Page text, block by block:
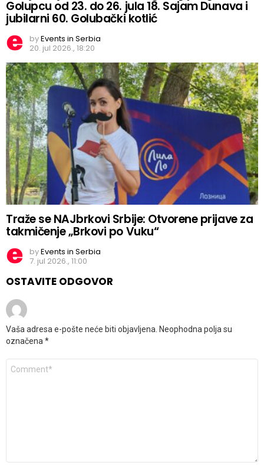
Golupcu od 23. do 26. jula 18. Sajam Dunava i
jubilarni 60. Golubački kotlić
byEvents in Serbia
20. jul 2026., 18:20
Traže se NAJbrkovi Srbije: Otvorene prijave za
takmičenje „Brkovi po Vuku“
byEvents in Serbia
7. jul 2026., 11:00
OSTAVITE ODGOVOR
Vaša adresa e-pošte neće biti objavljena. Neophodna polja su
označena *
Komentar